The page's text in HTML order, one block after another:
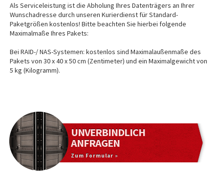
Als Serviceleistung ist die Abholung Ihres Datenträgers an Ihrer
Wunschadresse durch unseren Kurierdienst für Standard-
Paketgrößen kostenlos! Bitte beachten Sie hierbei folgende
Maximalmaße Ihres Pakets:
Bei RAID-/ NAS-Systemen: kostenlos sind Maximalaußenmaße des
Pakets von 30 x 40 x 50 cm (Zentimeter) und ein Maximalgewicht von
5 kg (Kilogramm).
UNVERBINDLICH
ANFRAGEN
Zum Formular »